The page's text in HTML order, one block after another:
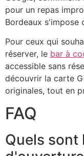
pour un repas
Bordeaux s'impose
Pour ceux qui
réserver, le bar à
accessible sans
découvrir la carte
originales, tout en
FAQ
Quels sont